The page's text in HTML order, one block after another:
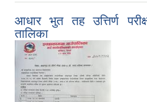
आधार भुत तह उत्तिर्ण
तालिका